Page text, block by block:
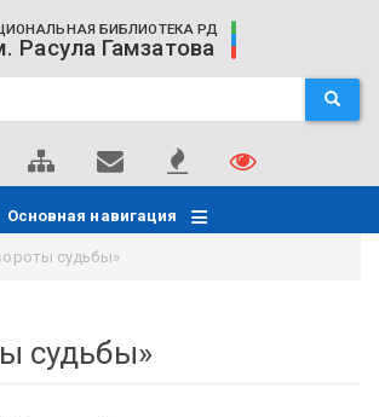
БИБЛИОТЕКА РД
Расула Гамзатова
ПОИСК
Основная навигация
судьбы»
судьбы»